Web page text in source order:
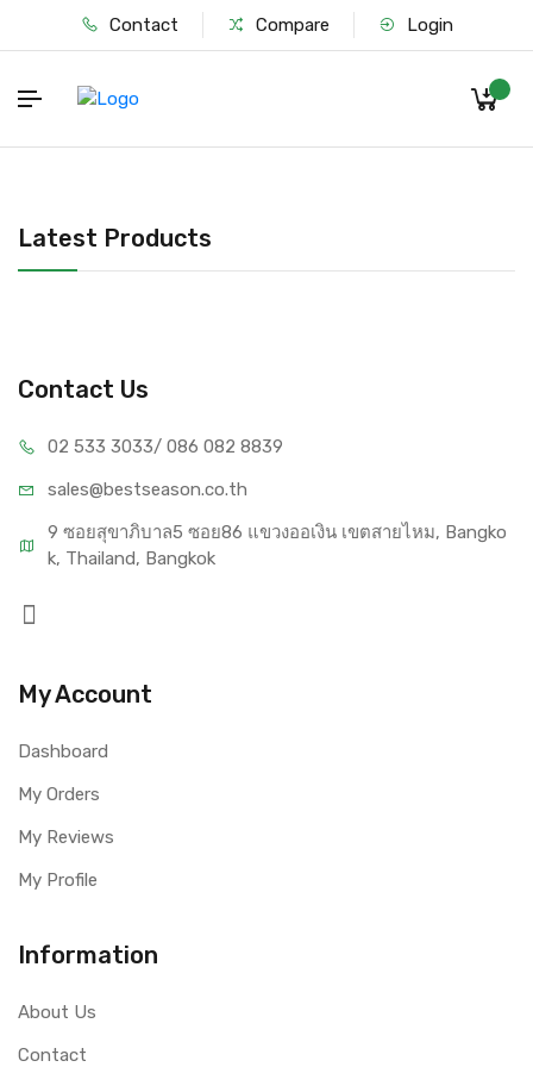
Contact Compare Login
Latest Products
Contact Us
02 533 3033/ 086 082 8839
sales@bestseason.co.th
9 ซอยสุขาภิบาล5 ซอย86 แขวงออเงิน เขตสายไหม, Bangko
k, Thailand, Bangkok
My Account
Dashboard
My Orders
My Reviews
My Profile
Information
About Us
Contact